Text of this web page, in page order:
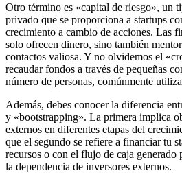
Otro término es «capital de riesgo», un
privado que se proporciona a startups
crecimiento a cambio de acciones. Las
solo ofrecen dinero, sino también
contactos valiosa. Y no olvidemos el
recaudar fondos a través de pequeñas
número de personas, comúnmente
Además, debes conocer la diferencia
y «bootstrapping». La primera implica
externos en diferentes etapas del
que el segundo se refiere a financiar tu
recursos o con el flujo de caja generado
la dependencia de inversores externos.